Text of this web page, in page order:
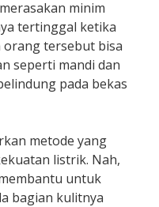
minim
tertinggal ketika
orang tersebut bisa
seperti mandi dan
pada bekas
metode yang
listrik. Nah,
untuk
bagian kulitnya